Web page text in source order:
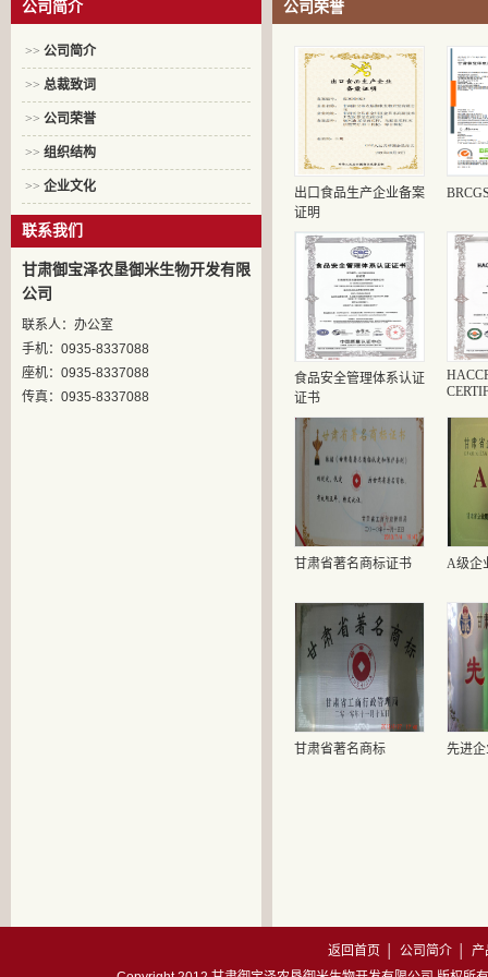
公司简介
>> 公司简介
>> 总裁致词
>> 公司荣誉
>> 组织结构
>> 企业文化
联系我们
甘肃御宝泽农垦御米生物开发有限
公司
联系人：办公室
手机：0935-8337088
座机：0935-8337088
传真：0935-8337088
公司荣誉
出口食品生产企业备案
证明
食品安全管理体系认证
证书
甘肃省著名商标证书 A级企
甘肃省著名商标 先进
返回首页 公司简介
产